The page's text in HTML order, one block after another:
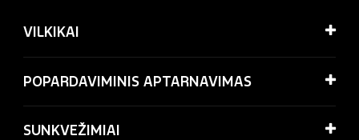
VILKIKAI
POPARDAVIMINIS APTARNAVIMAS
SUNKVEŽIMIAI